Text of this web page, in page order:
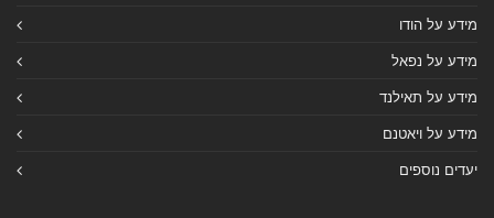
מידע על הודו
מידע על נפאל
מידע על תאילנד
מידע על ויאטנם
יעדים נוספים